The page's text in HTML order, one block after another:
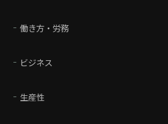
働き方・労務
ビジネス
生産性